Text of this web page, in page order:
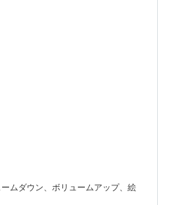
ムダウン、ボリュームアップ、絵